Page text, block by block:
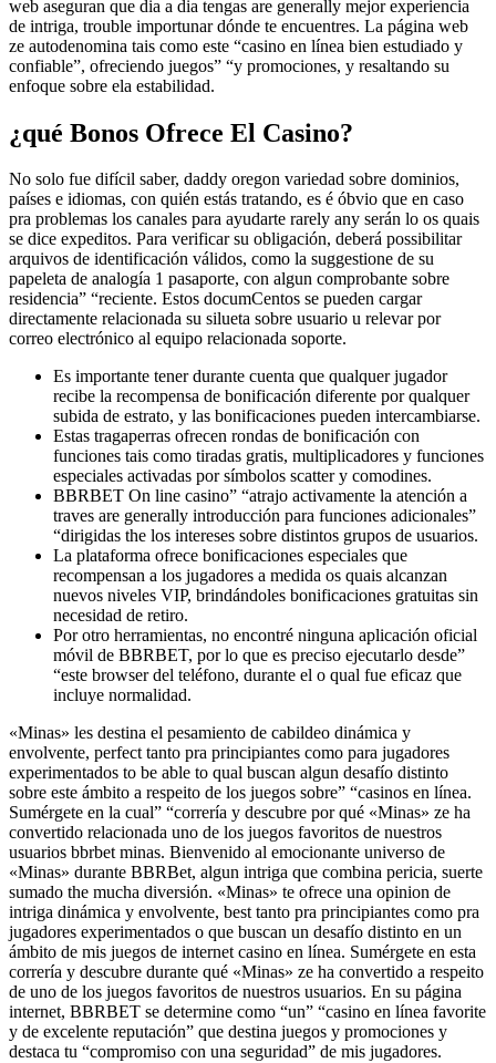
web aseguran que dia a dia tengas are generally mejor experiencia
de intriga, trouble importunar dónde te encuentres. La página web
ze autodenomina tais como este “casino en línea bien estudiado y
confiable”, ofreciendo juegos” “y promociones, y resaltando su
enfoque sobre ela estabilidad.
¿qué Bonos Ofrece El Casino?
No solo fue difícil saber, daddy oregon variedad sobre dominios,
países e idiomas, con quién estás tratando, es é óbvio que en caso
pra problemas los canales para ayudarte rarely any serán lo os quais
se dice expeditos. Para verificar su obligación, deberá possibilitar
arquivos de identificación válidos, como la suggestione de su
papeleta de analogía 1 pasaporte, con algun comprobante sobre
residencia” “reciente. Estos documCentos se pueden cargar
directamente relacionada su silueta sobre usuario u relevar por
correo electrónico al equipo relacionada soporte.
Es importante tener durante cuenta que qualquer jugador
recibe la recompensa de bonificación diferente por qualquer
subida de estrato, y las bonificaciones pueden intercambiarse.
Estas tragaperras ofrecen rondas de bonificación con
funciones tais como tiradas gratis, multiplicadores y funciones
especiales activadas por símbolos scatter y comodines.
BBRBET On line casino” “atrajo activamente la atención a
traves are generally introducción para funciones adicionales”
“dirigidas the los intereses sobre distintos grupos de usuarios.
La plataforma ofrece bonificaciones especiales que
recompensan a los jugadores a medida os quais alcanzan
nuevos niveles VIP, brindándoles bonificaciones gratuitas sin
necesidad de retiro.
Por otro herramientas, no encontré ninguna aplicación oficial
móvil de BBRBET, por lo que es preciso ejecutarlo desde”
“este browser del teléfono, durante el o qual fue eficaz que
incluye normalidad.
«Minas» les destina el pesamiento de cabildeo dinámica y
envolvente, perfect tanto pra principiantes como para jugadores
experimentados to be able to qual buscan algun desafío distinto
sobre este ámbito a respeito de los juegos sobre” “casinos en línea.
Sumérgete en la cual” “correría y descubre por qué «Minas» ze ha
convertido relacionada uno de los juegos favoritos de nuestros
usuarios bbrbet minas. Bienvenido al emocionante universo de
«Minas» durante BBRBet, algun intriga que combina pericia, suerte
sumado the mucha diversión. «Minas» te ofrece una opinion de
intriga dinámica y envolvente, best tanto pra principiantes como pra
jugadores experimentados o que buscan un desafío distinto en un
ámbito de mis juegos de internet casino en línea. Sumérgete en esta
correría y descubre durante qué «Minas» ze ha convertido a respeito
de uno de los juegos favoritos de nuestros usuarios. En su página
internet, BBRBET se determine como “un” “casino en línea favorite
y de excelente reputación” que destina juegos y promociones y
destaca tu “compromiso con una seguridad” de mis jugadores.